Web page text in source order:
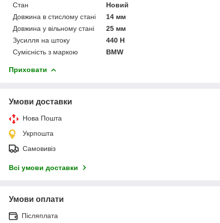
Стан
Новий
Довжина в стислому стані
14 мм
Довжина у вільному стані
25 мм
Зусилля на штоку
440 Н
Сумісність з маркою
BMW
Приховати
Умови доставки
Нова Пошта
Укрпошта
Самовивіз
Всі умови доставки
Умови оплати
Післяплата